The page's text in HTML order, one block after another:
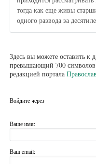
тогда как еще живы
одного развода за
Здесь вы можете оставить к
превышающий 700
редакцией портала
Войдите через
Ваше имя:
Ваш email: